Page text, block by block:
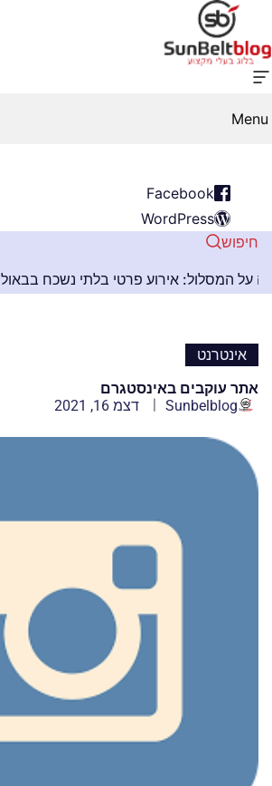
Menu
Facebook
WordPress
חיפוש
2 שנים ago חגיגה על המסלול: אירוע
אינטרנט
אתר עוקבים באינסטגרם
Sunbelblog
דצמ 16, 2021